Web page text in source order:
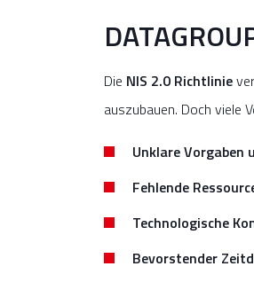
Die NIS 2.0 Richtlinie
auszubauen. Doch viele
Unklare Vorgaben
Fehlende
Technologische
Bevorstender